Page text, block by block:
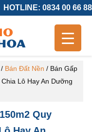
HOTLINE: 0834 00 66 88
/ Bán Đất Nền / Bán Gấp
Lô Hay An Dưỡng
Quy